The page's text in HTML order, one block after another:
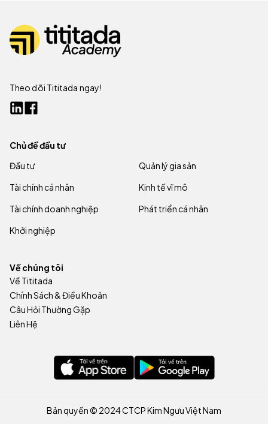
Theo dõi Tititada ngay!
Chủ đề đầu tư
Đầu tư
Quản lý gia sản
Tài chính cá nhân
Kinh tế vĩ mô
Tài chính doanh nghiệp
Phát triển cá nhân
Khởi nghiệp
Về chúng tôi
Về Tititada
Chính Sách & Điều Khoản
Câu Hỏi Thường Gặp
Liên Hệ
Bản quyền © 2024 CTCP Kim Ngưu Việt Nam